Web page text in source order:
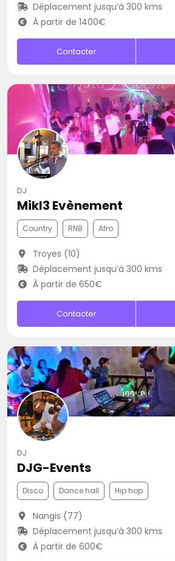
Déplacement jusqu’à 300 kms
À partir de 1400€
Contacter
DJ
Mikl3 Evènement
Country RNB Afro
Troyes (10)
Déplacement jusqu’à 300 kms
À partir de 650€
Contacter
DJ
DJG-Events
Disco Dance hall Hip hop
Nangis (77)
Déplacement jusqu’à 300 kms
À partir de 600€